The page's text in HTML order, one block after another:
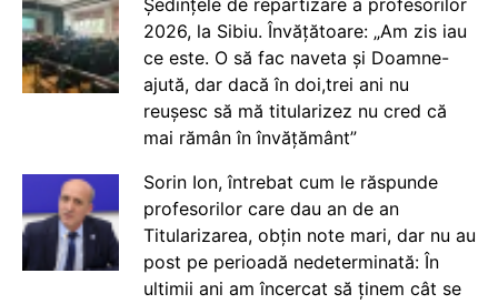
2026, la Sibiu. Învățătoare: „Am zis iau
ce este. O să fac naveta și Doamne-
ajută, dar dacă în doi,trei ani nu
reușesc să mă titularizez nu cred că
mai rămân în învățământ”
Sorin Ion, întrebat cum le răspunde
profesorilor care dau an de an
Titularizarea, obțin note mari, dar nu au
post pe perioadă nedeterminată: În
ultimii ani am încercat să ținem cât se